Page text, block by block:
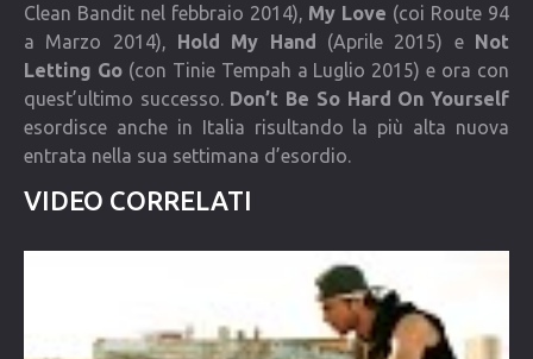
Clean Bandit nel febbraio 2014), My Love (coi Route 94
a Marzo 2014), Hold My Hand (Aprile 2015) e Not
Letting Go(con Tinie Tempah a Luglio 2015) e ora con
quest’ultimo successo. Don’t Be So Hard On Yourself
esordisce anche in Italia risultando la più alta nuova
entrata nella sua settimana d’esordio.
VIDEO CORRELATI